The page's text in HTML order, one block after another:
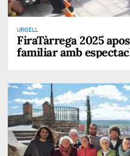
URGELL
FiraTàrrega 2025
familiar amb